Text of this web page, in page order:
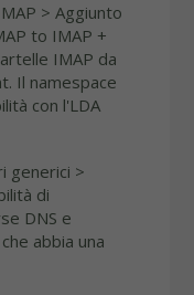
> Aggiunto
to IMAP +
IMAP da
Il namespace
con l'LDA
generici >
di
DNS e
abbia una